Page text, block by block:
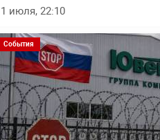
1 июля, 22:10
События